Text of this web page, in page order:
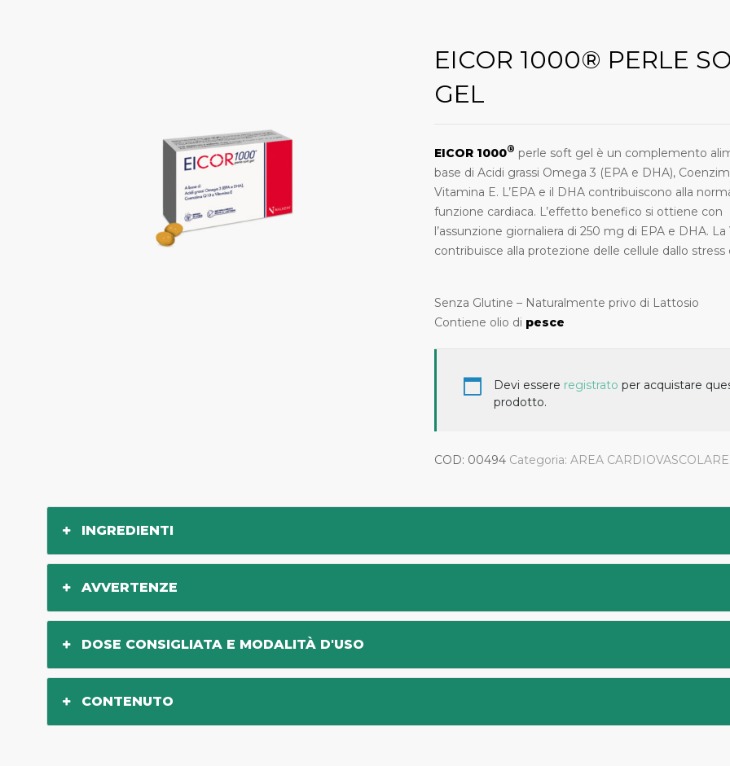
EICOR 1000® PERLE
GEL
EICOR 1000® perle soft gel è un complemento
base di Acidi grassi Omega 3 (EPA e DHA),
Vitamina E. L’EPA e il DHA contribuiscono alla
funzione cardiaca. L’effetto benefico si ottiene con
l’assunzione giornaliera di 250 mg di EPA e DHA.
contribuisce alla protezione delle cellule dallo stress
Senza Glutine – Naturalmente privo di Lattosio
Contiene olio di pesce
Devi essere registrato per acquistare
prodotto.
COD: 00494 Categoria: AREA CARDIOVASCOLARE
INGREDIENTI
AVVERTENZE
DOSE CONSIGLIATA E MODALITÀ D'USO
CONTENUTO